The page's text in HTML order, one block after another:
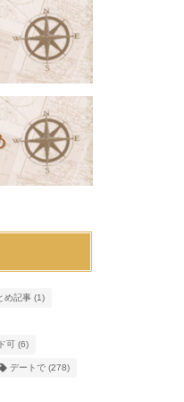
め記事(1)
可(6)
デートで(278)